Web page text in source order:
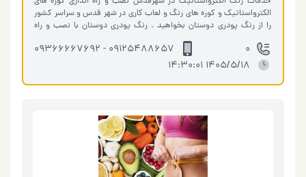
الکترواستاتیک و کوره های رنگ و لعاب کاری در شهر قدس و سراسر کشور
را از رنگ پودری دوستان بخواهید . رنگ پودری دوستان با نصب و راه
0
09125488657 - 09366667692
1405/5/18 14:30:01